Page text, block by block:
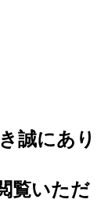
誠にあり
覧いただ